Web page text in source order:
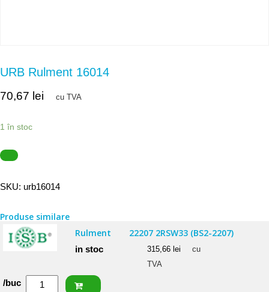
URB Rulment 16014
70,67 lei cu TVA
1 în stoc
SKU: urb16014
Produse similare
Rulment
22207 2RSW33 (BS2-2207)
in stoc 315,66 lei
cu
TVA
Cantitate
/buc